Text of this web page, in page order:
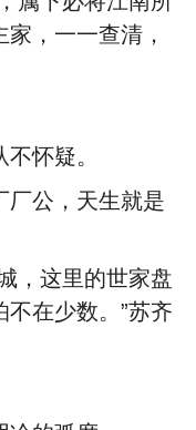
，一一查清，
怀疑。
厂公，天生就是
，这里的世家盘
在少数。”苏齐